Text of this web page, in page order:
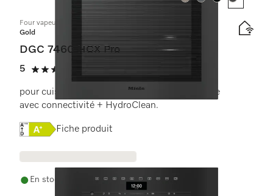
Four vapeur combiné sans poignée
Gold
DGC 7460 HCX Pro
5
5 étoiles sur 5
(3 critiques)
pour cuisson à la vapeur, classique et rôtissage
avec connectivité + HydroClean.
Online Label Flag, Étiquette énergétique
Fiche produit
En stock avec livraison gratuite